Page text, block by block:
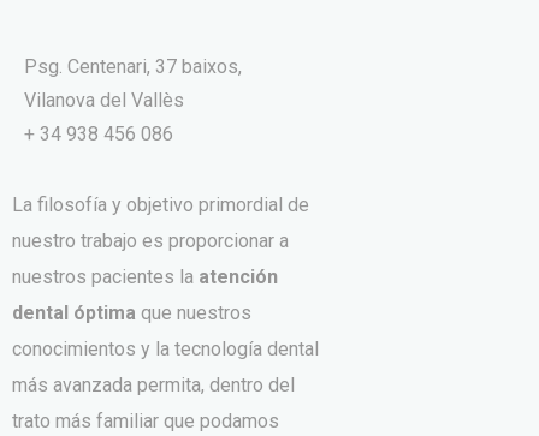
Psg. Centenari, 37 baixos,
Vilanova del Vallès
+ 34 938 456 086
La filosofía y objetivo primordial de
nuestro trabajo es proporcionar a
nuestros pacientes la atención
dental óptima que nuestros
conocimientos y la tecnología dental
más avanzada permita, dentro del
trato más familiar que podamos